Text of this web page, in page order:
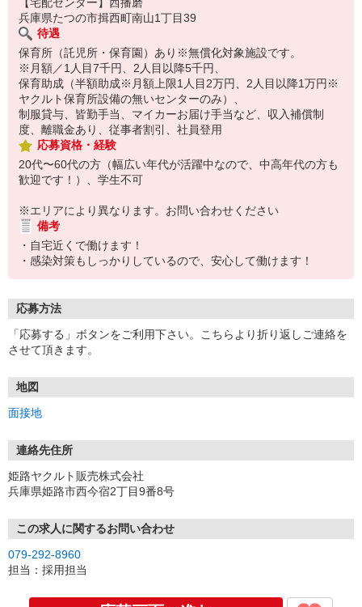
兵庫県たつの市揖西町南山1丁目39
待遇
保育所（託児所・保育園）あり※無償化対象施設です。
※月額／1人目7千円、2人目以降5千円、
保育助成（半額助成※月額上限1人目2万円、2人目以降1万円※
ヤクルト保育所設備の無いセンターのみ）、
制服貸与、皆勤手当、マイカーお届け手当など、収入補償制
度、離職金あり、従事者割引、社員登用
応募資格・経験
20代〜60代の方（幅広い年代が活躍中なので、中高年代の方も
歓迎です！）、学生不可
※エリアにより異なります。お問い合わせください
備考
・自宅近くで働けます！
・感染対策もしっかりしているので、安心して働けます！
応募方法
「応募する」ボタンをご利用下さい。こちらより折り返しご連絡を
させて頂きます。
地図
面接地
連絡先住所
姫路ヤクルト販売株式会社
兵庫県姫路市西今宿2丁目9番8号
この求人に関するお問い合わせ
079-292-8960
担当：採用担当